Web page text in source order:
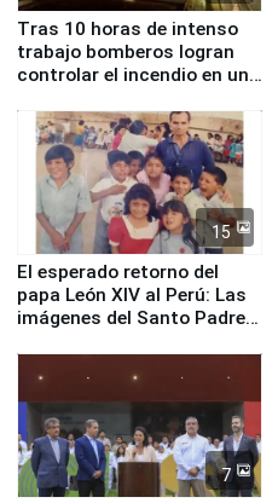
Tras 10 horas de intenso
trabajo bomberos logran
controlar el incendio en una
de Chile
15
El esperado retorno del
papa León XIV al Perú: Las
imágenes del Santo Padre
7